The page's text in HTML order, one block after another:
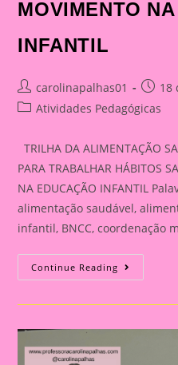
MOVIMENTO
INFANTIL
Post
author:
carolinapalhas01
Post18
PostAtividades Pedagógicas
TRILHA DA ALIMENTAÇÃO
PARA TRABALHAR HÁBITOS
NA EDUCAÇÃO INFANTIL
alimentação saudável,
infantil, BNCC, coordenação
Continue Reading TRILHA
DA
PARA
HÁBITOS